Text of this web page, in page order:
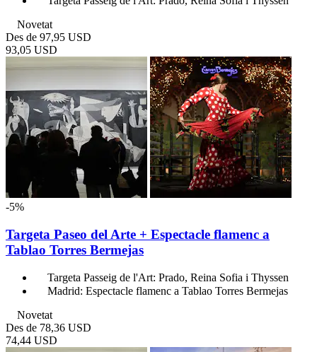
Novetat
Des de 97,95 USD
93,05 USD
-5%
Targeta Paseo del Arte + Espectacle flamenc a
Tablao Torres Bermejas
Targeta Passeig de l'Art: Prado, Reina Sofia i Thyssen
Madrid: Espectacle flamenc a Tablao Torres Bermejas
Novetat
Des de 78,36 USD
74,44 USD